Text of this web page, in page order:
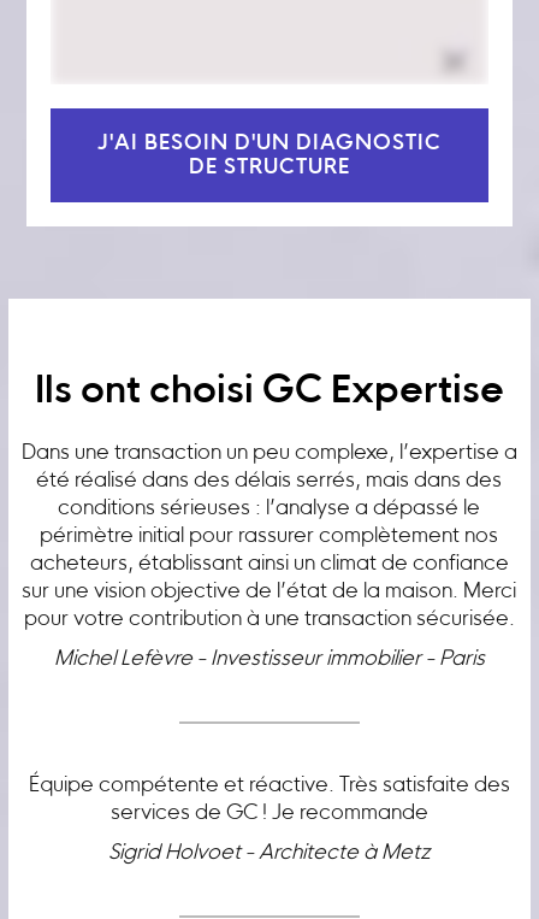
J'AI BESOIN D'UN DIAGNOSTIC
DE STRUCTURE
Ils ont choisi GC Expertise
Dans une transaction un peu complexe, l’expertise a
été réalisé dans des délais serrés, mais dans des
conditions sérieuses : l’analyse a dépassé le
périmètre initial pour rassurer complètement nos
acheteurs, établissant ainsi un climat de confiance
sur une vision objective de l’état de la maison. Merci
pour votre contribution à une transaction sécurisée.
Michel Lefèvre - Investisseur immobilier - Paris
Équipe compétente et réactive. Très satisfaite des
services de GC ! Je recommande
Sigrid Holvoet - Architecte à Metz